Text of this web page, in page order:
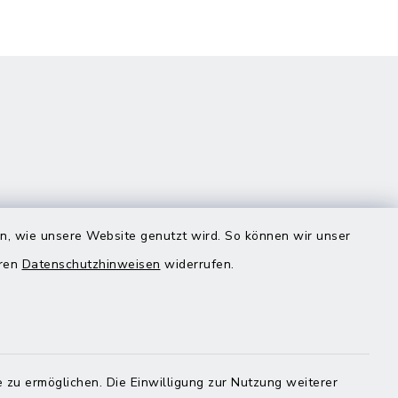
wie unsere Website genutzt wird. So können wir unser
Datenschutzhinweisen widerrufen.
ermöglichen. Die Einwilligung zur Nutzung weiterer